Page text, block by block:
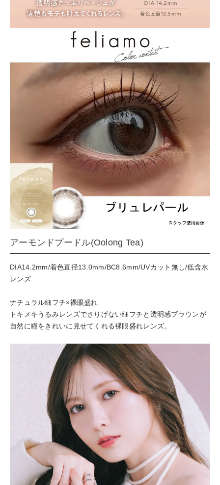
アーモンドプードル(Oolong Tea)
DIA14.2mm/着色直径13.0mm/BC8.6mm/UVカット無し/低含水
レンズ
ナチュラル細フチ×裸眼盛れ
トキメキうるみレンズでさりげない細フチと透明感ブラウンが
自然に瞳をきれいに見せてくれる裸眼盛れレンズ。